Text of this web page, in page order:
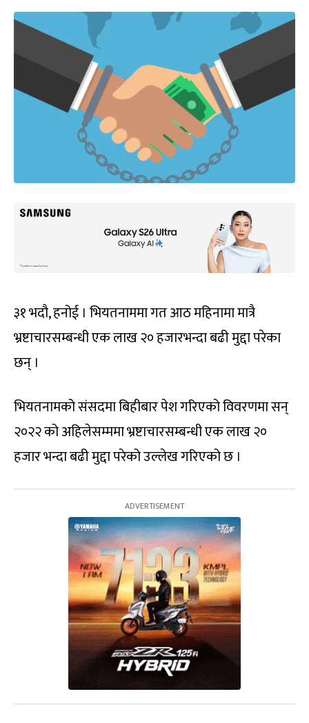
३१ भदौ, हनोई । भियतनाममा गत आठ महिनामा मात्रै
भ्रष्टाचारसम्बन्धी एक लाख २० हजारभन्दा बढी मुद्दा परेका
छन् ।
भियतनामको संसदमा बिहीबार पेश गरिएको विवरणमा सन्
२०२२ को अहिलेसम्ममा भ्रष्टाचारसम्बन्धी एक लाख २०
हजार भन्दा बढी मुद्दा परेको उल्लेख गरिएको छ ।